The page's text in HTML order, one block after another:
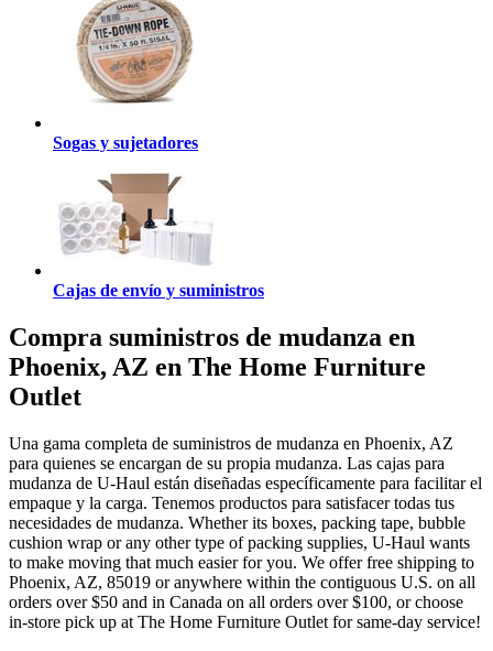
Sogas y sujetadores
Cajas de envío y suministros
Compra suministros de mudanza en
Phoenix, AZ en The Home Furniture
Outlet
Una gama completa de suministros de mudanza en Phoenix, AZ
para quienes se encargan de su propia mudanza. Las cajas para
mudanza de U-Haul están diseñadas específicamente para facilitar el
empaque y la carga. Tenemos productos para satisfacer todas tus
necesidades de mudanza. Whether its boxes, packing tape, bubble
cushion wrap or any other type of packing supplies, U-Haul wants
to make moving that much easier for you. We offer free shipping to
Phoenix, AZ, 85019 or anywhere within the contiguous U.S. on all
orders over $50 and in Canada on all orders over $100, or choose
in-store pick up at The Home Furniture Outlet for same-day service!